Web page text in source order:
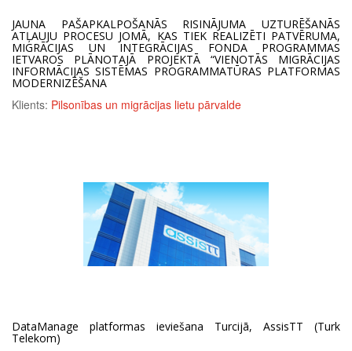
JAUNA PAŠAPKALPOŠANĀS RISINĀJUMA UZTURĒŠANĀS
ATĻAUJU PROCESU JOMĀ, KAS TIEK REALIZĒTI PATVĒRUMA,
MIGRĀCIJAS UN INTEGRĀCIJAS FONDA PROGRAMMAS
IETVAROS PLĀNOTAJĀ PROJEKTĀ “VIENOTĀS MIGRĀCIJAS
INFORMĀCIJAS SISTĒMAS PROGRAMMATŪRAS PLATFORMAS
MODERNIZĒŠANA
Klients: Pilsonības un migrācijas lietu pārvalde
DataManage platformas ieviešana Turcijā, AssisTT (Turk
Telekom)